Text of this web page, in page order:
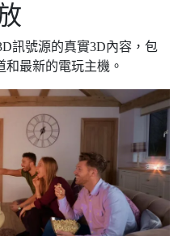
訊號源的真實3D內容，包
最新的電玩主機。